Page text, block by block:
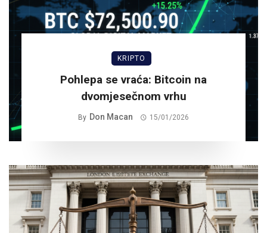
KRIPTO
Pohlepa se vraća: Bitcoin na
dvomjesečnom vrhu
By Don Macan 15/01/2026